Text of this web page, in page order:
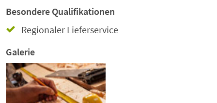
Besondere Qualifikationen
Regionaler Lieferservice
Galerie